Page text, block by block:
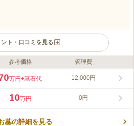
ント・口コミを見る
稲荷町駅」から徒歩約2分、JR上野駅から徒
持ち、ご家族で運営している寺院で、大変親
で、遠方の方々や地元の方々からも愛されて
参り頂けます。
参考価格 管理費
万円+墓石代 12,000円
10万円 0円
墓の詳細を見る